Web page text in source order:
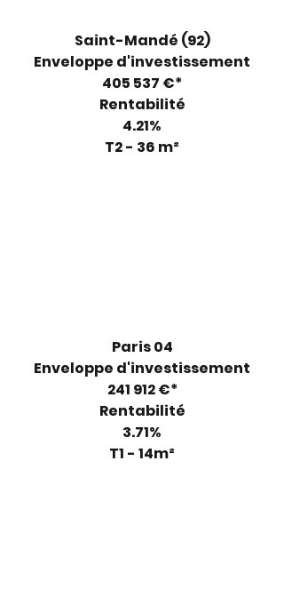
Saint-Mandé (92)
Enveloppe d'investissement
405 537 €*
Rentabilité
4.21%
T2 - 36 m²
Paris 04
Enveloppe d'investissement
241 912 €*
Rentabilité
3.71%
T1 - 14m²